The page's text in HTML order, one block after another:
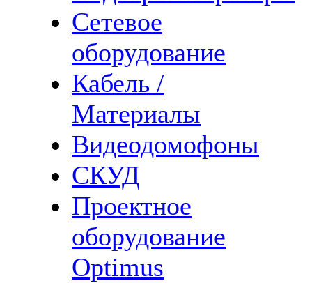
Сетевое
оборудование
Кабель /
Материалы
Видеодомофоны
СКУД
Проектное
оборудование
Optimus